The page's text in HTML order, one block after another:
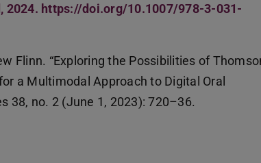
2024. https://doi.org/10.1007/978-3-031-
Flinn. “Exploring the Possibilities of
a Multimodal Approach to Digital Oral
38, no. 2 (June 1, 2023): 720–36.